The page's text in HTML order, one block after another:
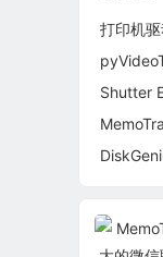
打印机驱